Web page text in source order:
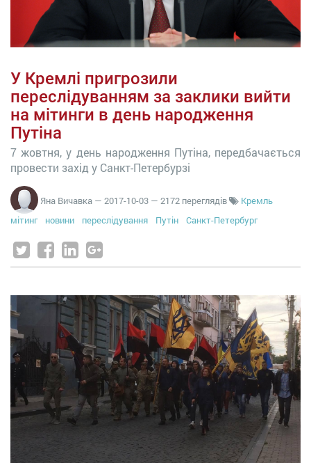
У Кремлі пригрозили
переслідуванням за заклики вийти
на мітинги в день народження
Путіна
7 жовтня, у день народження Путіна, передбачається
провести захід у Санкт-Петербурзі
Яна Вичавка — 2017-10-03 — 2172 переглядів
Кремль
мітинг
новини переслідування Путін Санкт-Петербург